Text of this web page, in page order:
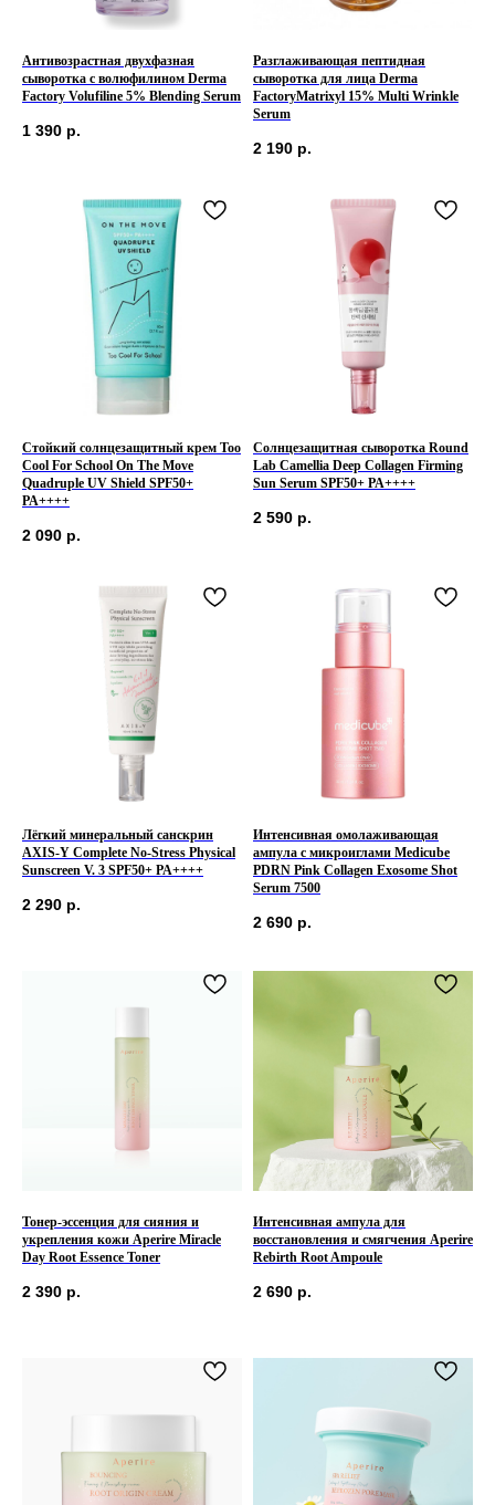
Антивозрастная двухфазная
сыворотка с волюфилином Derma
Factory Volufiline 5% Blending Serum
1 390 р.
Разглаживающая пептидная
сыворотка для лица Derma
FactoryMatrixyl 15% Multi Wrinkle
Serum
2 190 р.
Стойкий солнцезащитный крем Too
Cool For School On The Move
Quadruple UV Shield SPF50+
PA++++
2 090 р.
Солнцезащитная сыворотка Round
Lab Camellia Deep Collagen Firming
Sun Serum SPF50+ PA++++
2 590 р.
Лёгкий минеральный санскрин
AXIS-Y Complete No-Stress Physical
Sunscreen V. 3 SPF50+ PA++++
2 290 р.
Интенсивная омолаживающая
ампула с микроиглами Medicube
PDRN Pink Collagen Exosome Shot
Serum 7500
2 690 р.
Тонер-эссенция для сияния и
укрепления кожи Aperire Miracle
Day Root Essence Toner
2 390 р.
Интенсивная ампула для
восстановления и смягчения Aperire
Rebirth Root Ampoule
2 690 р.